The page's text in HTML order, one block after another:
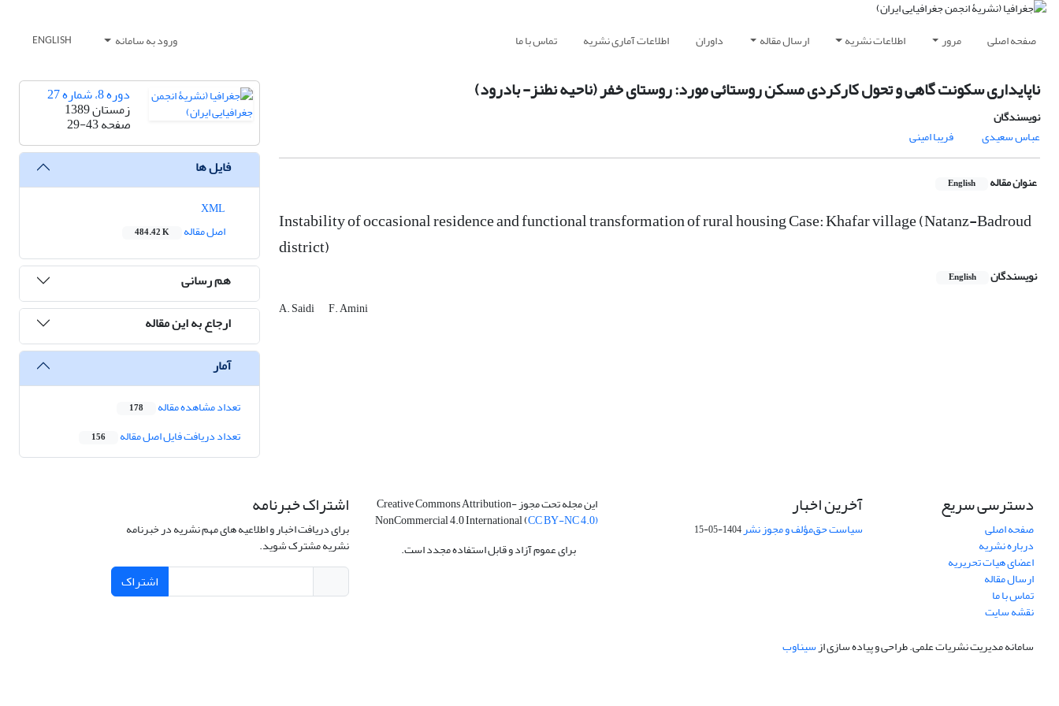
صفحه اصلی مرور اطلاعات نشریه ارسال مقاله داوران اطلاعات آماری نشریه تماس با ما ورود به سامانه ENGLISH
ناپایداری سکونت گاهی و تحول کارکردی مسکن روستائی مورد: روستای خفر (ناحیه نطنز- بادرود)
نویسندگان
عباس سعیدی
فریبا امینی
عنوان مقاله English
Instability of occasional residence and functional transformation of rural housing Case: Khafar village (Natanz-Badroud
district)
نویسندگان English
A. Saidi F. Amini
دوره 8، شماره 27
زمستان 1389
صفحه29-43
فایل ها
اصل مقاله
484.42 K
هم رسانی
ارجاع به این مقاله
آمار
تعداد مشاهده مقاله 178
تعداد دریافت فایل اصل مقاله 156
دسترسی سریع
صفحه اصلی
درباره نشریه
اعضای هیات تحریریه
ارسال مقاله
تماس با ما
نقشه سایت
آخرین اخبار
سیاست حق‌مؤلف و مجوز نشر1404-05-15
این مجله تحت مجوز Creative Commons Attribution-
NonCommercial 4.0 International (CC BY-NC 4.0)
برای عموم آزاد و قابل استفاده مجدد است.
اشتراک خبرنامه
برای دریافت اخبار و اطلاعیه های مهم نشریه در خبرنامه
نشریه مشترک شوید.
اشتراک
سامانه مدیریت نشریات علمی.طراحی و پیاده سازی ازسیناوب